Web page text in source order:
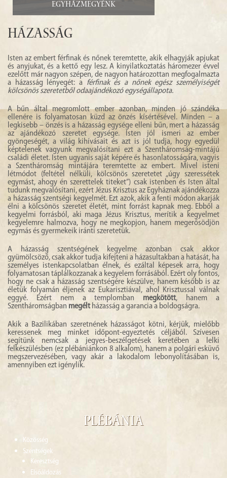
Egyházmegyénk
Házasság
Isten az embert férfinak és nőnek teremtette, akik elhagyják apjukat
és anyjukat, és a kettő egy lesz. A kinyilatkoztatás háromezer évvel
ezelőtt már nagyon szépen, de nagyon határozottan megfogalmazta
a házasság lényegét: a férfinak és a nőnek egész személyiségét
kölcsönös szeretetből odaajándékozó egységállapota.
A bűn által megromlott ember azonban, minden jó szándéka
ellenére is folyamatosan küzd az önzés kísértésével. Minden – a
legkisebb – önzés is a házasság egysége elleni bűn, mert a házasság
az ajándékozó szeretet egysége. Isten jól ismeri az ember
gyöngeségét, a világ kihívásait és azt is jól tudja, hogy egyedül
képtelenek vagyunk megvalósítani ezt a Szentháromság-mintájú
családi életet. Isten ugyanis saját képére és hasonlatosságára, vagyis
a Szentháromság mintájára teremtette az embert. Mivel isteni
létmódot (feltétel nélküli, kölcsönös szeretetet „úgy szeressétek
egymást, ahogy én szerettelek titeket”) csak istenben és Isten által
tudunk megvalósítani, ezért Jézus Krisztus az Egyháznak ajándékozza
a házasság szentségi kegyelmét. Ezt azok, akik a fenti módon akarják
élni a kölcsönös szeretet életét, mint forrást kapnak meg. Ebből a
kegyelmi forrásból, aki maga Jézus Krisztus, merítik a kegyelmet
kegyelemre halmozva, hogy ne megkopjon, hanem megerősödjön
egymás és gyermekeik iránti szeretetük.
A házasság szentségének kegyelme azonban csak akkor
gyümölcsöző, csak akkor tudja kifejteni a házasultakban a hatását, ha
személyes istenkapcsolatban élnek, és ezáltal képesek arra, hogy
folyamatosan táplálkozzanak a kegyelem forrásából. Ezért oly fontos,
hogy ne csak a házasság szentségére készülve, hanem később is az
életük folyamán éljenek az Eukarisztiával, ahol Krisztussal válnak
eggyé. Ezért nem a templomban megkötött, hanem a
Szentháromságban megéltházasság a garancia a boldogságra.
Akik a Bazilikában szeretnének házasságot kötni, kérjük, mielőbb
keressenek meg minket időpont-egyeztetés céljából. Szívesen
segítünk nemcsak a jegyes-beszélgetések keretében a lelki
felkészülésben (ez plébániánkon 8 alkalom), hanem a polgári esküvő
megszervezésében, vagy akár a lakodalom lebonyolításában is,
amennyiben ezt igénylik.
Plébánia
Közösség
Szentségek
Keresztség
Elsőáldozás